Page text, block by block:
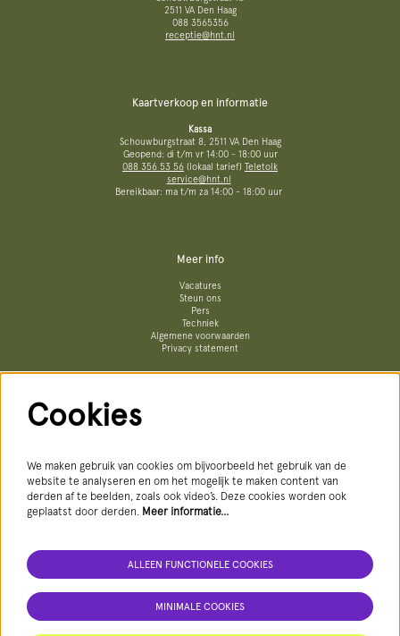
2511 VA Den Haag
088 3565356
receptie@hnt.nl
Kaartverkoop en informatie
Kassa
Schouwburgstraat 8, 2511 VA Den Haag
Geopend: di t/m vr 14:00 - 18:00 uur
088 356 53 56 (lokaal tarief) Teletolk
service@hnt.nl
Bereikbaar: ma t/m za 14:00 - 18:00 uur
Meer info
Vacatures
Steun ons
Pers
Techniek
Algemene voorwaarden
Privacy statement
AANMELDEN NIEUWSBRIEF
Cookies
We maken gebruik van cookies om bijvoorbeeld het gebruik van de
website te analyseren en om het mogelijk te maken content van
derden af te beelden, zoals ook video’s. Deze cookies worden ook
geplaatst door derden. Meer informatie…
ALLEEN FUNCTIONELE COOKIES
MINIMALE COOKIES